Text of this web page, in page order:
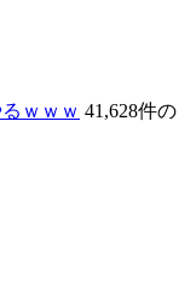
ｗｗｗ 41,628件の